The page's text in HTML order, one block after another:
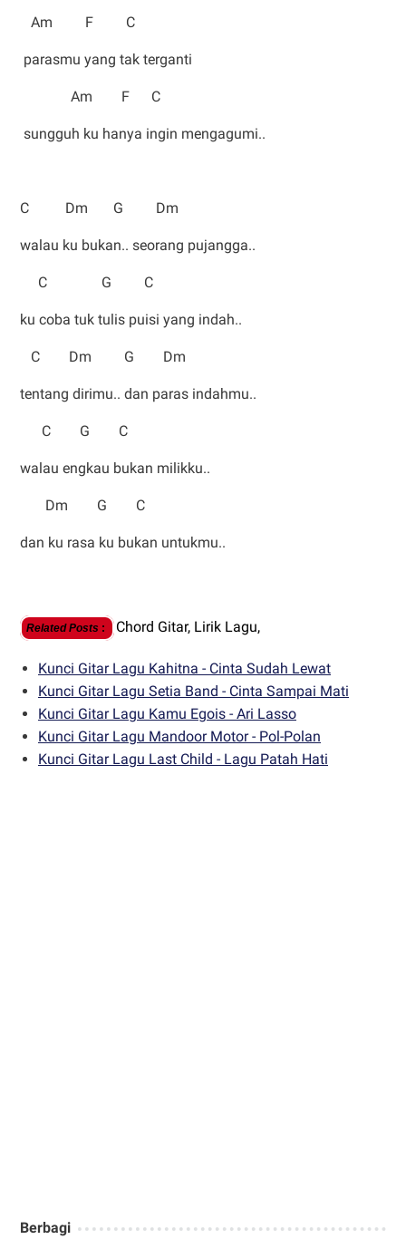
Am F C
parasmu yang tak terganti
Am F C
sungguh ku hanya ingin mengagumi..
C Dm G Dm
walau ku bukan.. seorang pujangga..
C G C
ku coba tuk tulis puisi yang indah..
C Dm G Dm
tentang dirimu.. dan paras indahmu..
C G C
walau engkau bukan milikku..
Dm G C
dan ku rasa ku bukan untukmu..
Related Posts : Chord Gitar, Lirik Lagu,
Kunci Gitar Lagu Kahitna - Cinta Sudah Lewat
Kunci Gitar Lagu Setia Band - Cinta Sampai Mati
Kunci Gitar Lagu Kamu Egois - Ari Lasso
Kunci Gitar Lagu Mandoor Motor - Pol-Polan
Kunci Gitar Lagu Last Child - Lagu Patah Hati
Berbagi